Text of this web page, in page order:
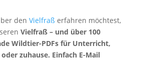
den Vielfraß erfahren möchtest,
Vielfraß – und über 100
Wildtier-PDFs für Unterricht,
zuhause. Einfach E-Mail